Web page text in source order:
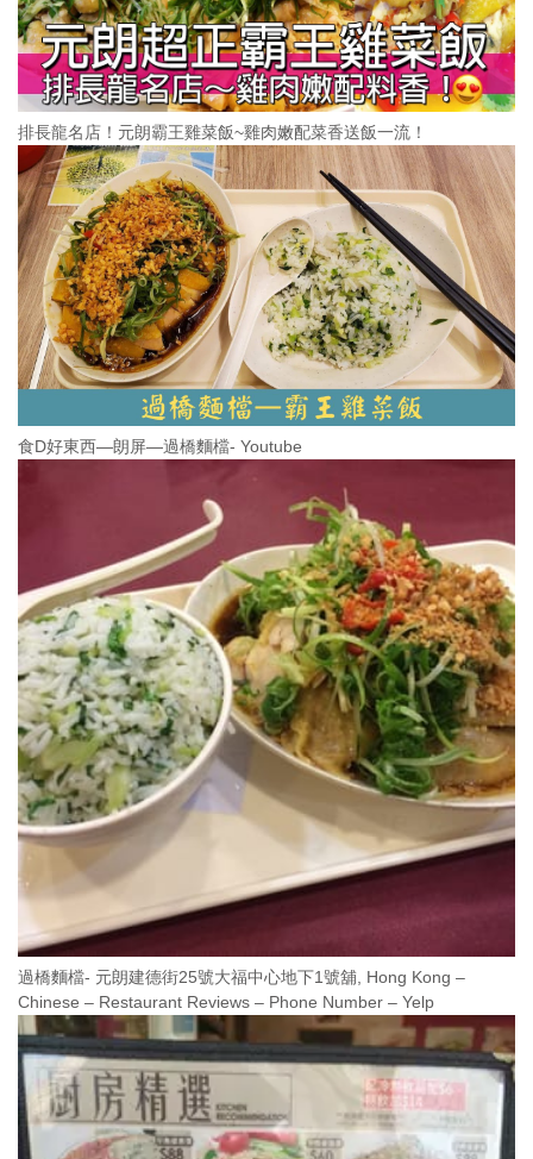
排長龍名店！元朗霸王雞菜飯~雞肉嫩配菜香送飯一流！
食D好東西—朗屏—過橋麵檔- Youtube
過橋麵檔- 元朗建德街25號大福中心地下1號舖, Hong Kong –
Chinese – Restaurant Reviews – Phone Number – Yelp